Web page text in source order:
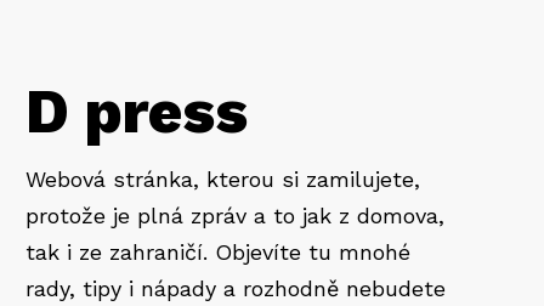
D press
Webová stránka, kterou si zamilujete,
protože je plná zpráv a to jak z domova,
tak i ze zahraničí. Objevíte tu mnohé
rady, tipy i nápady a rozhodně nebudete